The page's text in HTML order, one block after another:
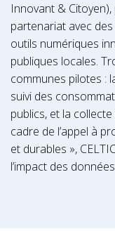
Innovant &
partenariat avec
outils numériques
publiques locales.
communes pilotes :
suivi des
publics, et la
cadre de l’appel à
et durables »,
l’impact des